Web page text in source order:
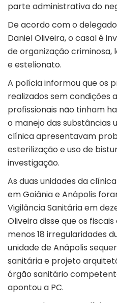
parte administrativa do
De acordo com o
Daniel Oliveira, o casal é
de organização
e estelionato.
A polícia informou que os
realizados sem condições
profissionais não tinham
o manejo das substâncias
clínica apresentavam
esterilização e uso de
investigação.
As duas unidades da clínica
emGoiâniaeAnápolis
Vigilância Sanitária em
Oliveira disse que os
menos 18 irregularidades
unidade de Anápolis
sanitária e projeto
órgão sanitário
apontou a PC.